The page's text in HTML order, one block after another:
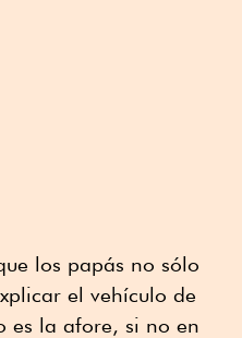
los papás no sólo
el vehículo de
es la afore, si no en